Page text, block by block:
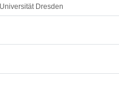
Dresden